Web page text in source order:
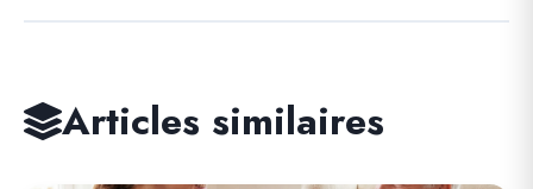
Articles similaires